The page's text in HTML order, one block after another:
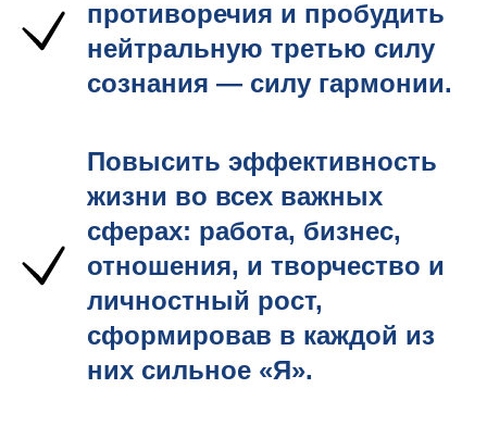
противоречия и пробудить
нейтральную третью силу
сознания — силу гармонии.
Повысить эффективность
жизни во всех важных
сферах: работа, бизнес,
отношения, и творчество и
личностный рост,
сформировав в каждой из
них сильное «Я».